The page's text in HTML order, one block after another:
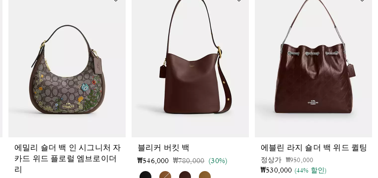
에밀리 숄더 백 인 시그니처 자
카드 위드 플로럴 엠브로이더
리
블리커 버킷 백
₩546,000 가격 인하 전
₩780,000인하됨
(30%)
에블린 라지 숄더 백 위드 퀼팅
정상가 가격 인하 전
₩950,000인하됨
₩530,000 (44% 할인)